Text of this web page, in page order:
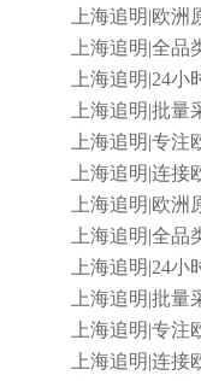
上海追明|欧洲
上海追明|全品
上海追明|24小
上海追明|批量
上海追明|专注
上海追明|连接
上海追明|欧洲
上海追明|全品
上海追明|24小
上海追明|批量
上海追明|专注
上海追明|连接